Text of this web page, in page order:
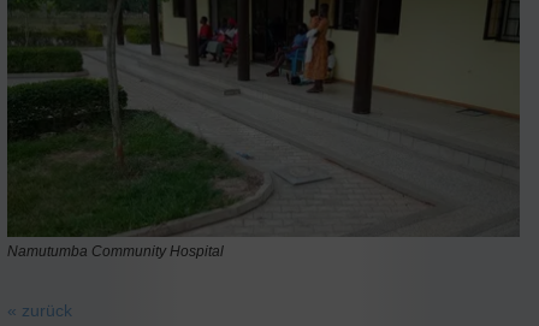
Namutumba Community Hospital
« zurück